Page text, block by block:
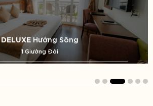
DELUXEHướng Sông
1 Giường Đôi